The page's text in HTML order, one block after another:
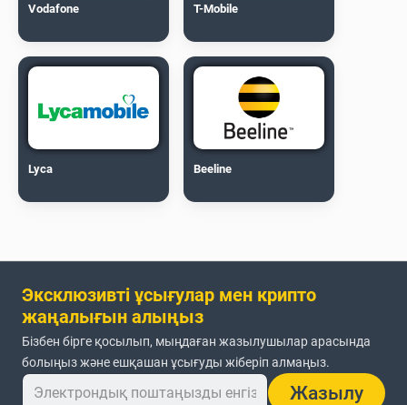
Vodafone T-Mobile
Lyca Beeline
Эксклюзивті ұсығулар мен крипто
жаңалығын алыңыз
Бізбен бірге қосылып, мыңдаған жазылушылар арасында
болыңыз және ешқашан ұсығуды жіберіп алмаңыз.
Жазылу